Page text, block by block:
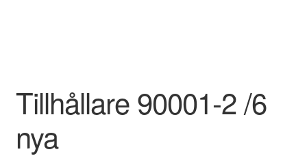
Tillhållare 90001-2 /6
nya